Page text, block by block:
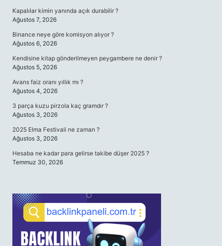
Kapalılar kimin yanında açık durabilir ?
Ağustos 7, 2026
Binance neye göre komisyon alıyor ?
Ağustos 6, 2026
Kendisine kitap gönderilmeyen peygambere ne denir ?
Ağustos 5, 2026
Avans faiz oranı yıllık mı ?
Ağustos 4, 2026
3 parça kuzu pirzola kaç gramdır ?
Ağustos 3, 2026
2025 Elma Festivali ne zaman ?
Ağustos 3, 2026
Hesaba ne kadar para gelirse takibe düşer 2025 ?
Temmuz 30, 2026